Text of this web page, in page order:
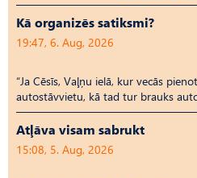
Kā organizēs satiksmi?
19:47, 6. Aug, 2026
“Ja Cēsīs, Vaļņu ielā, kur vecās
autostāvvietu, kā tad tur brauks
Atļāva visam sabrukt
15:08, 5. Aug, 2026